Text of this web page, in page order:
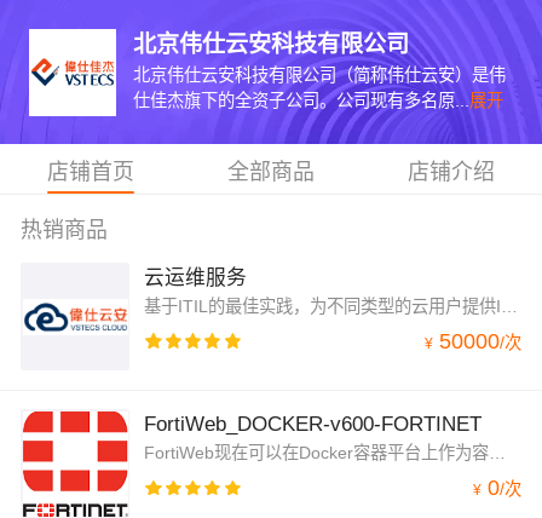
北京伟仕云安科技有限公司
北京伟仕云安科技有限公司（简称伟仕云安）是伟
仕佳杰旗下的全资子公司。公司现有多名原... 展开
店铺首页 全部商品 店铺介绍
热销商品
云运维服务
¥ 50000/次
FortiWeb_DOCKER-v600-FORTINET
FortiWeb现在可以在Docker容器平台上作为容器运行。新的解决方案使您可以轻松地将FortiWeb设置到您的微服务架构中，并将其用作云原生，启用DevOps和容器化的WAF。
¥ 0/次